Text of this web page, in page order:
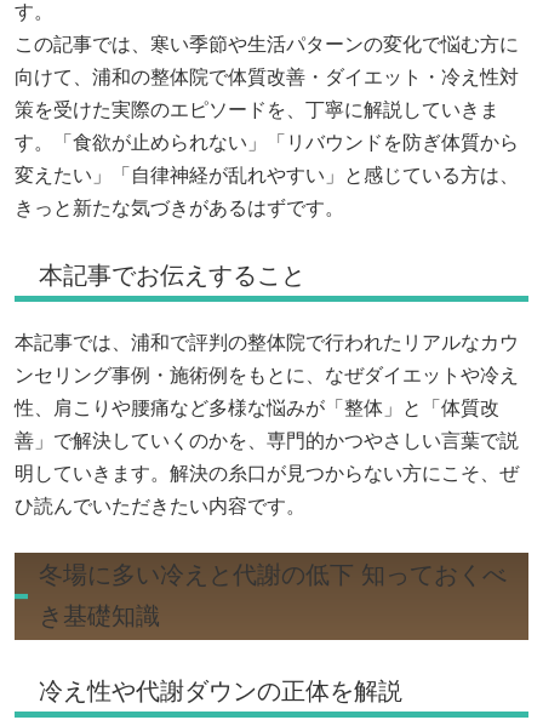
す。
この記事では、寒い季節や生活パターンの変化で悩む方に
向けて、浦和の整体院で体質改善・ダイエット・冷え性対
策を受けた実際のエピソードを、丁寧に解説していきま
す。「食欲が止められない」「リバウンドを防ぎ体質から
変えたい」「自律神経が乱れやすい」と感じている方は、
きっと新たな気づきがあるはずです。
本記事でお伝えすること
本記事では、浦和で評判の整体院で行われたリアルなカウ
ンセリング事例・施術例をもとに、なぜダイエットや冷え
性、肩こりや腰痛など多様な悩みが「整体」と「体質改
善」で解決していくのかを、専門的かつやさしい言葉で説
明していきます。解決の糸口が見つからない方にこそ、ぜ
ひ読んでいただきたい内容です。
冬場に多い冷えと代謝の低下 知っておくべ
き基礎知識
冷え性や代謝ダウンの正体を解説